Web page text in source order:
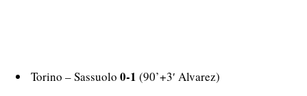
Torino – Sassuolo 0-1 (90’+3′ Alvarez)